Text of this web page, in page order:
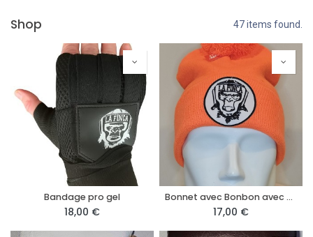
Shop 47 items found.
Bandage pro gel
18,00 €
Bonnet avec Bonbon avec patch adulte
17,00 €